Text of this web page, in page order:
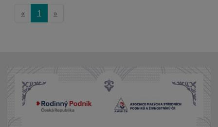
« 1 »